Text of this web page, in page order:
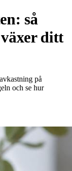
så
ditt
på
och se hur